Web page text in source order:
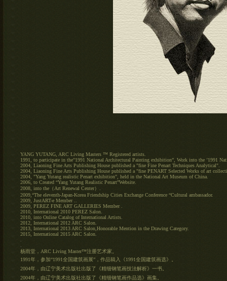
YANG YUTANG, ARC Living Masters ™ Registered artists.
1991, to participate in the"1991 National Architectural Painting exhibition”, Work into the ’1991
2004, Liaoning Fine Arts Publishing House published a "fine Fine Penart Techniques Analytical".
2004, Liaoning Fine Arts Publishing House published a "fine PENART Selected Works of art
2004, "Yang Yutang realistic Penart exhibition", held in the National Art Museum of China.
2006, to Created “Yang Yutang Realistic Penart”Website.
2008, into the（Art Renewal Center）.
2009,“The eleventh-Japan-Korea Friendship Cities Exchange Conference “Cultural ambassador.
2009, JustART-e Member ..
2009, PEREZ FINE ART GALLERIES Member .
2010, International 2010 PEREZ Salon.
2010, into Online Catalog of International Artists.
2012, International 2012 ARC Salon.
2013, International 2013 ARC Salon,Honorable Mention in the Drawing Category.
2015, International 2015 ARC Salon.
杨雨堂，ARC Living Master™注册艺术家。
1991年，参加“1991全国建筑画展”，作品辑入《1991全国建筑画选》。
2004年，由辽宁美术出版社出版了《精细钢笔画技法解析》一书。
2004年，由辽宁美术出版社出版了《精细钢笔画作品选》画集。